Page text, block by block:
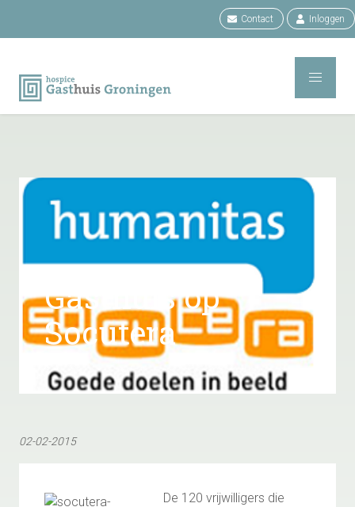
Contact Inloggen
Gasthuis op
Socutera
02-02-2015
De 120 vrijwilligers die